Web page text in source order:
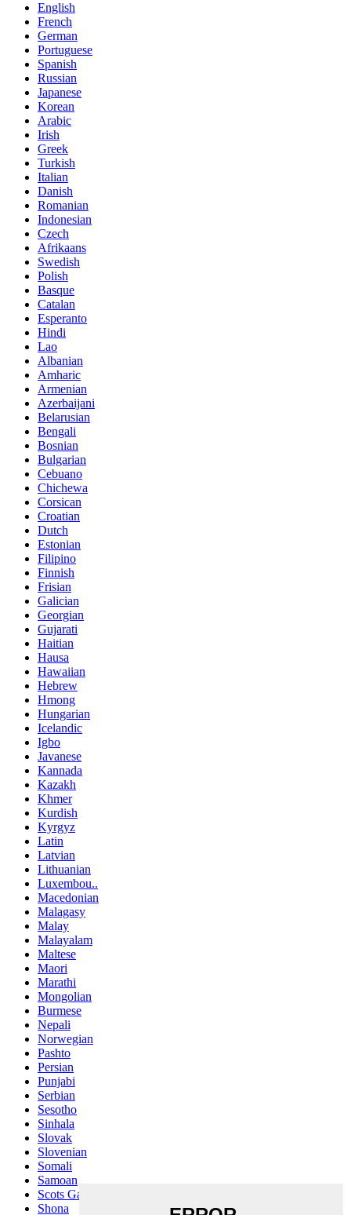
English
French
German
Portuguese
Spanish
Russian
Japanese
Korean
Arabic
Irish
Greek
Turkish
Italian
Danish
Romanian
Indonesian
Czech
Afrikaans
Swedish
Polish
Basque
Catalan
Esperanto
Hindi
Lao
Albanian
Amharic
Armenian
Azerbaijani
Belarusian
Bengali
Bosnian
Bulgarian
Cebuano
Chichewa
Corsican
Croatian
Dutch
Estonian
Filipino
Finnish
Frisian
Galician
Georgian
Gujarati
Haitian
Hausa
Hawaiian
Hebrew
Hmong
Hungarian
Icelandic
Igbo
Javanese
Kannada
Kazakh
Khmer
Kurdish
Kyrgyz
Latin
Latvian
Lithuanian
Luxembou..
Macedonian
Malagasy
Malay
Malayalam
Maltese
Maori
Marathi
Mongolian
Burmese
Nepali
Norwegian
Pashto
Persian
Punjabi
Serbian
Sesotho
Sinhala
Slovak
Slovenian
Somali
Samoan
Scots Gaelic
Shona